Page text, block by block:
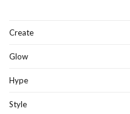
Create
Glow
Hype
Style